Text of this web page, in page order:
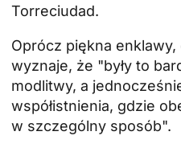
Torreciudad.
Oprócz piękna
wyznaje, że "były to
modlitwy, a
współistnienia, gdzie
w szczególny sposób".